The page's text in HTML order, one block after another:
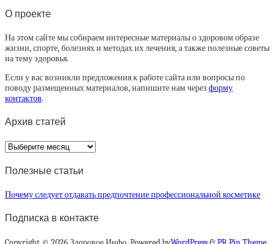
О проекте
На этом сайте мы собираем интересные материалы о здоровом образе
жизни, спорте, болезнях и методах их лечения, а также полезные советы
на тему здоровья.
Если у вас возникли предложения к работе сайта или вопросы по
поводу размещенных материалов, напишите нам через форму
контактов.
Архив статей
Архив
статей
Полезные статьи
Почему следует отдавать предпочтение профессиональной косметике
Подписка в контакте